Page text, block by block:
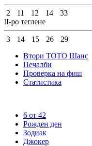
2 11 12 14
33
II-ро теглене
3 14 15 26
29
Втори ТОТО Шанс
Печалби
Проверка на фиш
Статистика
6 от 42
Рожден ден
Зодиак
Джокер